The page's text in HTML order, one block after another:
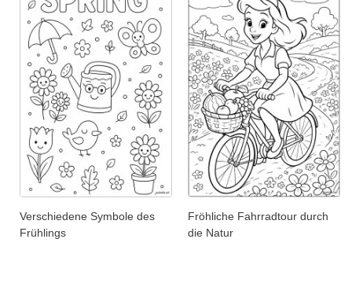
Verschiedene Symbole des
Frühlings
Fröhliche Fahrradtour durch
die Natur